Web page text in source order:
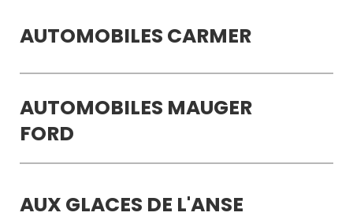
AUTOMOBILES CARMER
AUTOMOBILES MAUGER
FORD
AUX GLACES DE L'ANSE